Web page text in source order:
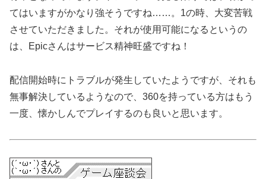
てはいますがかなり強そうですね……。1の時、大変苦戦
させていただきました。それが使用可能になるというの
は、Epicさんはサービス精神旺盛ですね！
配信開始時にトラブルが発生していたようですが、それも
無事解決しているようなので、360を持っている方はもう
一度、懐かしんでプレイするのも良いと思います。